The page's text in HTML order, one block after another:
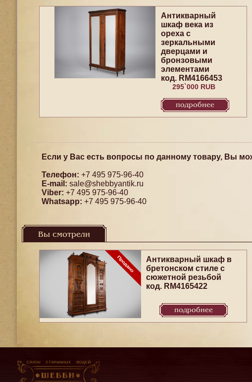
Антикварный
шкаф века из
ореха с
зеркальными
дверцами и
бронзовыми
элементами
код. RM4166453
295`000 RUB
подробнее
Если у Вас есть вопросы по данному товару, Вы
Телефон: +7 495 975-96-40
E-mail: sale@shebbyantik.ru
Viber: +7 495 975-96-40
Whatsapp: +7 495 975-96-40
Вы смотрели
Антикварный шкаф в
бретонском стиле с
сюжетной резьбой
код. RM4165422
подробнее